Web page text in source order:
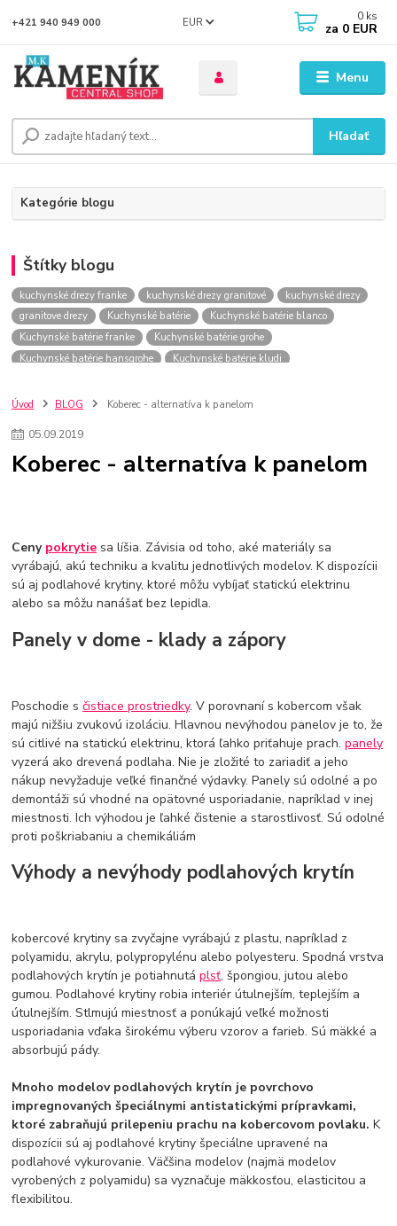
Menu
EUR
Hľadať
+421 940 949 000 0 ks
za 0 EUR
Kategórie blogu
Štítky blogu
kuchynské drezy franke kuchynské drezy granitové
kuchynské drezy
granitove drezy
Kuchynské batérie
Kuchynské batérie blanco
Kuchynské batérie franke
Kuchynské batérie grohe
Kuchynské batérie hansgrohe
Kuchynské batérie kludi
kuchynské batérie sagittarius
kuchynské batérie
kuchynské drezy sety
kúpelňové batérie
vodovodné batérie do kúpelne kuchynske
drez
Umývadlá
Rohové umývadlá
Zlaté umývadlá
Zápustné umývadlá
sprchový záves
vodovodná batéria
čierna kúpelňová batéria
vaňa retro
voľne stojaca vaňa
Nákup tovaru pre firmy bez DPH
Ako znížiť náklady
Ako znížiť náklady na firmu
szco nakup bez dph
Úvod BLOG Koberec - alternatíva k panelom
05.09.2019
Koberec - alternatíva k panelom
Ceny pokrytie sa líšia. Závisia od toho, aké materiály sa
vyrábajú, akú techniku a kvalitu jednotlivých modelov. K dispozícii
sú aj podlahové krytiny, ktoré môžu vybíjať statickú elektrinu
alebo sa môžu nanášať bez lepidla.
Panely v dome - klady a zápory
Poschodie sčistiace prostriedky. V porovnaní s kobercom však
majú nižšiu zvukovú izoláciu. Hlavnou nevýhodou panelov je to, že
sú citlivé na statickú elektrinu, ktorá ľahko priťahuje prach.panely
vyzerá ako drevená podlaha. Nie je zložité to zariadiť a jeho
nákup nevyžaduje veľké finančné výdavky. Panely sú odolné a po
demontáži sú vhodné na opätovné usporiadanie, napríklad v inej
miestnosti. Ich výhodou je ľahké čistenie a starostlivosť. Sú odolné
proti poškriabaniu a chemikáliám
Výhody a nevýhody podlahových krytín
kobercové krytiny sa zvyčajne vyrábajú z plastu, napríklad z
polyamidu, akrylu, polypropylénu alebo polyesteru. Spodná vrstva
podlahových krytín je potiahnutáplsť, špongiou, jutou alebo
gumou. Podlahové krytiny robia interiér útulnejším, teplejším a
útulnejším. Stlmujú miestnosť a ponúkajú veľké možnosti
usporiadania vďaka širokému výberu vzorov a farieb. Sú mäkké a
absorbujú pády.
Mnoho modelov podlahových krytín je povrchovo
impregnovaných špeciálnymi antistatickými prípravkami,
ktoré zabraňujú prilepeniu prachu na kobercovom povlaku.K
dispozícii sú aj podlahové krytiny špeciálne upravené na
podlahové vykurovanie. Väčšina modelov (najmä modelov
vyrobených z polyamidu) sa vyznačuje mäkkosťou, elasticitou a
flexibilitou.